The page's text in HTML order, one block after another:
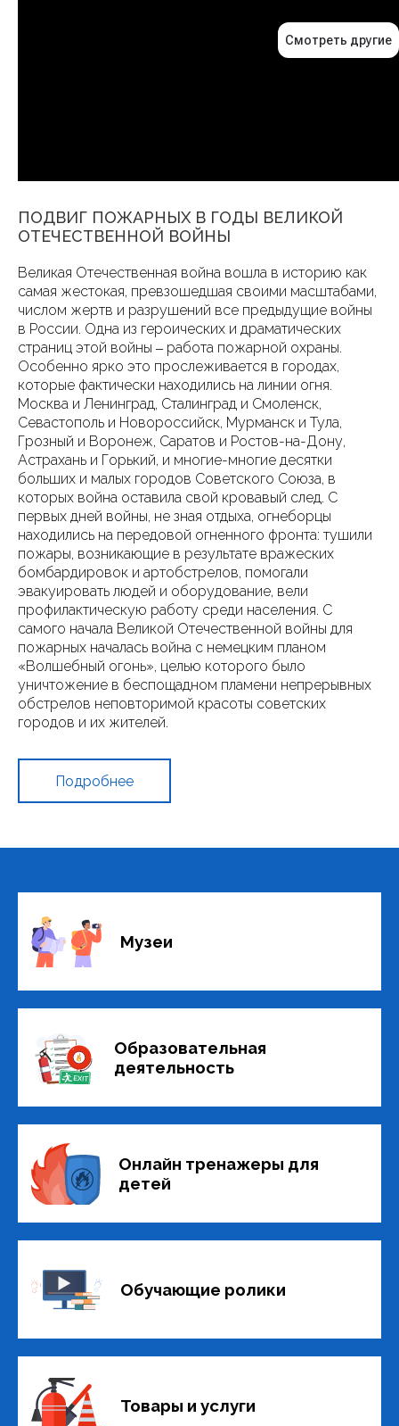
ПОДВИГ ПОЖАРНЫХ В ГОДЫ ВЕЛИКОЙ
ОТЕЧЕСТВЕННОЙ ВОЙНЫ
Великая Отечественная война вошла в историю как
самая жестокая, превзошедшая своими масштабами,
числом жертв и разрушений все предыдущие войны
в России. Одна из героических и драматических
страниц этой войны ‒ работа пожарной охраны.
Особенно ярко это прослеживается в городах,
которые фактически находились на линии огня.
Москва и Ленинград, Сталинград и Смоленск,
Севастополь и Новороссийск, Мурманск и Тула,
Грозный и Воронеж, Саратов и Ростов-на-Дону,
Астрахань и Горький, и многие-многие десятки
больших и малых городов Советского Союза, в
которых война оставила свой кровавый след. С
первых дней войны, не зная отдыха, огнеборцы
находились на передовой огненного фронта: тушили
пожары, возникающие в результате вражеских
бомбардировок и артобстрелов, помогали
эвакуировать людей и оборудование, вели
профилактическую работу среди населения. С
самого начала Великой Отечественной войны для
пожарных началась война с немецким планом
«Волшебный огонь», целью которого было
уничтожение в беспощадном пламени непрерывных
обстрелов неповторимой красоты советских
городов и их жителей.
Подробнее
Музеи
Образовательная
деятельность
Онлайн тренажеры для
детей
Обучающие ролики
Товары и услуги